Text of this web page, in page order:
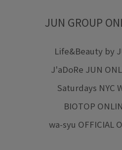
JUN GROUP
Life&Beauty by
J'aDoRe JUN
Saturdays NYC
BIOTOP
wa-syu OFFICIAL